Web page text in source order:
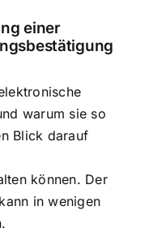
einer
warum sie so
Blick darauf
können. Der
in wenigen